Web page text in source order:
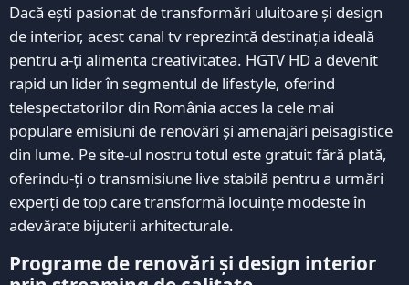
Dacă ești pasionat de transformări uluitoare și design
de interior, acest canal tv reprezintă destinația ideală
pentru a-ți alimenta creativitatea. HGTV HD a devenit
rapid un lider în segmentul de lifestyle, oferind
telespectatorilor din România acces la cele mai
populare emisiuni de renovări și amenajări peisagistice
din lume. Pe site-ul nostru totul este gratuit fără plată,
oferindu-ți o transmisiune live stabilă pentru a urmări
experți de top care transformă locuințe modeste în
adevărate bijuterii arhitecturale.
Programe de renovări și design interior